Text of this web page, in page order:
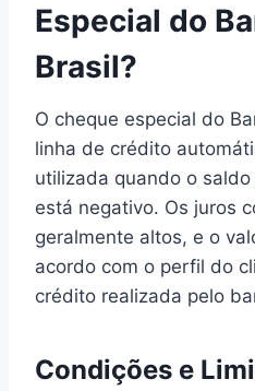
Especial do
Brasil?
O cheque especial do
linha de crédito
utilizada quando o
está negativo. Os juros
geralmente altos, e o
acordo com o perfil do
crédito realizada pelo
Condições e